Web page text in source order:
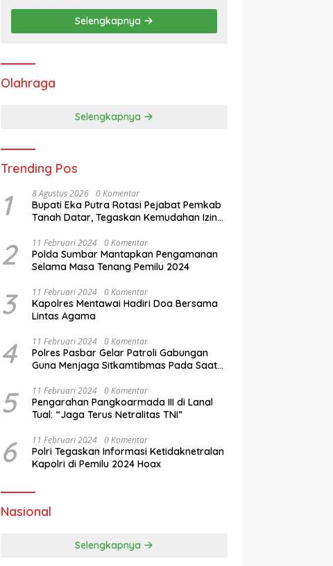
Selengkapnya
Olahraga
Selengkapnya
Trending Pos
1 8 Agustus 2026 0 Komentar
Bupati Eka Putra Rotasi Pejabat Pemkab
Tanah Datar, Tegaskan Kemudahan Izin
2 11 Februari 2024 0 Komentar
Polda Sumbar Mantapkan Pengamanan
Selama Masa Tenang Pemilu 2024
3 11 Februari 2024 0 Komentar
Kapolres Mentawai Hadiri Doa Bersama
Lintas Agama
4 11 Februari 2024 0 Komentar
Polres Pasbar Gelar Patroli Gabungan
Guna Menjaga Sitkamtibmas Pada Saat
5 11 Februari 2024 0 Komentar
Pengarahan Pangkoarmada III di Lanal
Tual: “Jaga Terus Netralitas TNI”
6 11 Februari 2024 0 Komentar
Polri Tegaskan Informasi Ketidaknetralan
Kapolri di Pemilu 2024 Hoax
Nasional
Selengkapnya